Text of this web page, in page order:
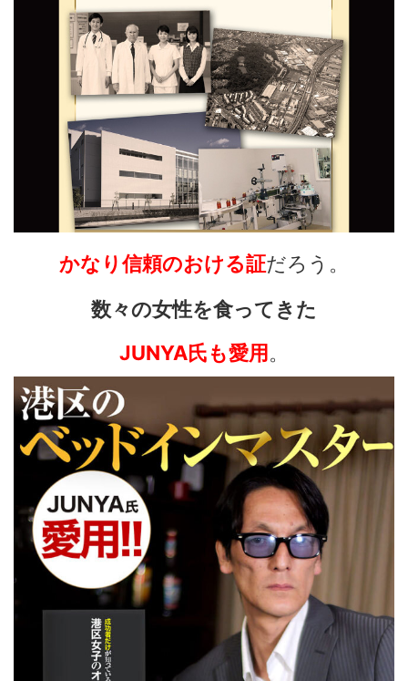
かなり信頼のおける証だろう。
数々の女性を食ってきた
JUNYA氏も愛用 。